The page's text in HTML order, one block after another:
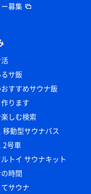
募集
サ飯
すすめサウナ飯
ります
しむ検索
移動型サウナバス
2号車
トイ サウナキット
時間
サウナ